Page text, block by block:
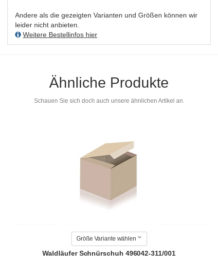
Andere als die gezeigten Varianten und Größen können wir
leider nicht anbieten.
Weitere Bestellinfos hier
Ähnliche Produkte
Schauen Sie sich doch auch unsere ähnlichen Artikel an.
Größe Variante wählen
Waldläufer Schnürschuh 496042-311/001